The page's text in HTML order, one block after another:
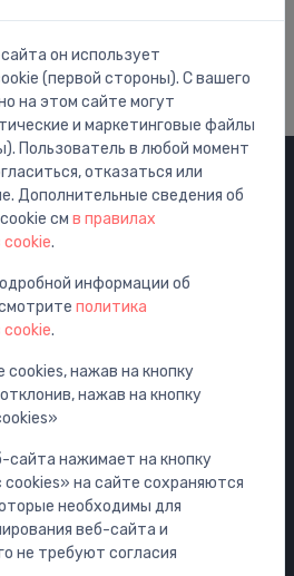
он использует
(первой стороны). С вашего
на этом сайте могут
и маркетинговые файлы
Пользователь в любой момент
отказаться или
Дополнительные сведения об
см в правилах
cookie.
информации об
политика
cookie.
нажав на кнопку
нажав на кнопку
сайта нажимает на кнопку
cookies» на сайте сохраняются
необходимы для
веб-сайта и
не требуют согласия